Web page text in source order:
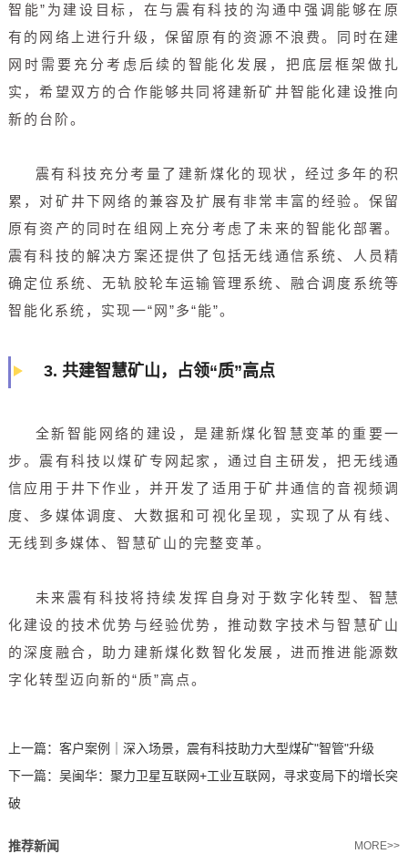
智能”为建设目标，在与震有科技的沟通中强调能够在原
有的网络上进行升级，保留原有的资源不浪费。同时在建
网时需要充分考虑后续的智能化发展，把底层框架做扎
实，希望双方的合作能够共同将建新矿井智能化建设推向
新的台阶。
震有科技充分考量了建新煤化的现状，经过多年的积
累，对矿井下网络的兼容及扩展有非常丰富的经验。保留
原有资产的同时在组网上充分考虑了未来的智能化部署。
震有科技的解决方案还提供了包括无线通信系统、人员精
确定位系统、无轨胶轮车运输管理系统、融合调度系统等
智能化系统，实现一“网”多“能”。
3. 共建智慧矿山，占领“质”高点
全新智能网络的建设，是建新煤化智慧变革的重要一
步。震有科技以煤矿专网起家，通过自主研发，把无线通
信应用于井下作业，并开发了适用于矿井通信的音视频调
度、多媒体调度、大数据和可视化呈现，实现了从有线、
无线到多媒体、智慧矿山的完整变革。
未来震有科技将持续发挥自身对于数字化转型、智慧
化建设的技术优势与经验优势，推动数字技术与智慧矿山
的深度融合，助力建新煤化数智化发展，进而推进能源数
字化转型迈向新的“质”高点。
上一篇： 客户案例｜深入场景，震有科技助力大型煤矿"智管"升级
下一篇： 吴闽华：聚力卫星互联网+工业互联网，寻求变局下的增长突
破
推荐新闻 MORE>>